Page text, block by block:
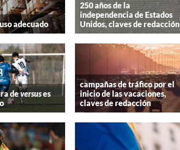
adecuado
250 años de la
independencia de Estados
Unidos, claves de redacción
deversuses
campañas de tráfico por el
inicio de las vacaciones,
claves de redacción